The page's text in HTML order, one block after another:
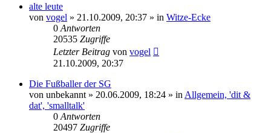
alte leute
von vogel » 21.10.2009, 20:37 » in Witze-Ecke
0 Antworten
20535 Zugriffe
Letzter Beitrag von vogel
21.10.2009, 20:37
Die Fußballer der SG
von unbekannt » 20.06.2009, 18:24 » in Allgemein, 'dit &
dat', 'smalltalk'
0 Antworten
20497 Zugriffe